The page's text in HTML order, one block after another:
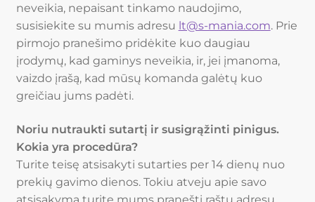
neveikia, nepaisant tinkamo naudojimo,
susisiekite su mumis adresu lt@s-mania.com. Prie
pirmojo pranešimo pridėkite kuo daugiau
įrodymų, kad gaminys neveikia, ir, jei įmanoma,
vaizdo įrašą, kad mūsų komanda galėtų kuo
greičiau jums padėti.
Noriu nutraukti sutartį ir susigrąžinti pinigus.
Kokia yra procedūra?
Turite teisę atsisakyti sutarties per 14 dienų nuo
prekių gavimo dienos. Tokiu atveju apie savo
atsisakymą turite mums pranešti raštu adresu